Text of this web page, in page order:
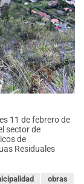
11 de febrero de
sector de
de
Residuales
obras